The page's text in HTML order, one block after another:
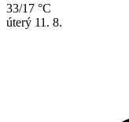
33/17 °C
úterý 11. 8.